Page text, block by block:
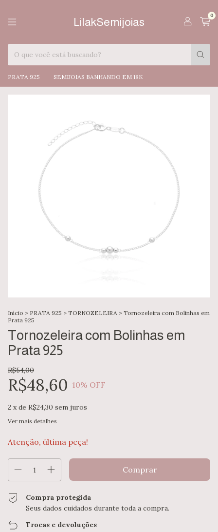
LilakSemijoias
0
PRATA 925 SEMIJOIAS BANHANDO EM 18K
Início > PRATA 925 > TORNOZELEIRA > Tornozeleira com Bolinhas em
Prata 925
Tornozeleira com Bolinhas em
Prata 925
R$54,00
R$48,60 10% OFF
2 x de R$24,30 sem juros
Ver mais detalhes
Atenção, última peça!
Compra protegida
Seus dados cuidados durante toda a compra.
Trocas e devoluções